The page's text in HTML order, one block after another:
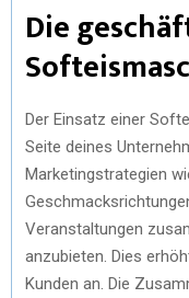
Die
Der Einsatz einer
Seite deines
Marketingstrategien
Veranstaltungen
anzubieten. Dies
Kunden an. Die